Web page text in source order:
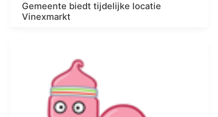
Gemeente biedt tijdelijke locatie
Vinexmarkt